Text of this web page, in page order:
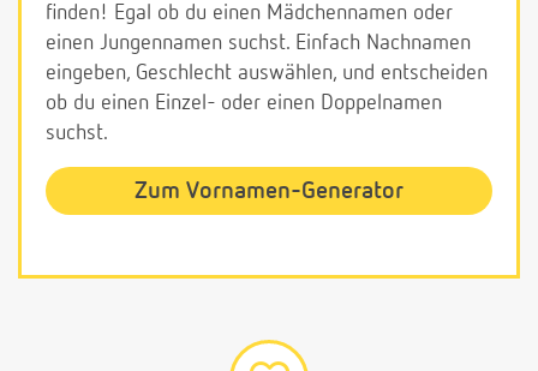
finden! Egal ob du einen Mädchennamen oder
einen Jungennamen suchst. Einfach Nachnamen
eingeben, Geschlecht auswählen, und entscheiden
ob du einen Einzel- oder einen Doppelnamen
suchst.
Zum Vornamen-Generator